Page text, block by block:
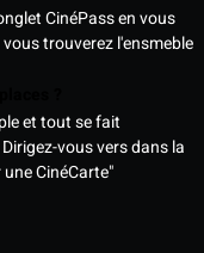
CinéPass en vous
trouverez l'ensmeble
et tout se fait
vous vers dans la
CinéCarte"